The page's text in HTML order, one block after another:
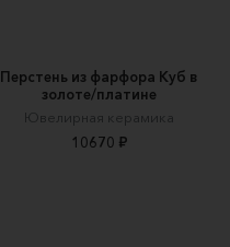
Перстень из фарфора Куб в
золоте/платине
Ювелирная керамика
10670 ₽